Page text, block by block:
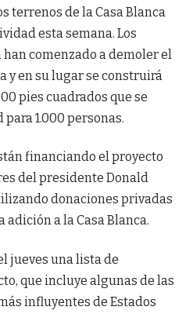
terrenos de la Casa Blanca
esta semana. Los
comenzado a demoler el
y en su lugar se construirá
pies cuadrados que se
1.000 personas.
financiando el proyecto
del presidente Donald
donaciones privadas
a la Casa Blanca.
jueves una lista de
que incluye algunas de las
influyentes de Estados